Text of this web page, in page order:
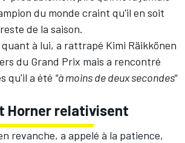
du monde craint qu'il en soit
de la saison.
à lui, a rattrapé Kimi Räikkönen
du Grand Prix mais a rencontré
qu'il a été "à moins de deux secondes"
Horner relativisent
revanche, a appelé à la patience,